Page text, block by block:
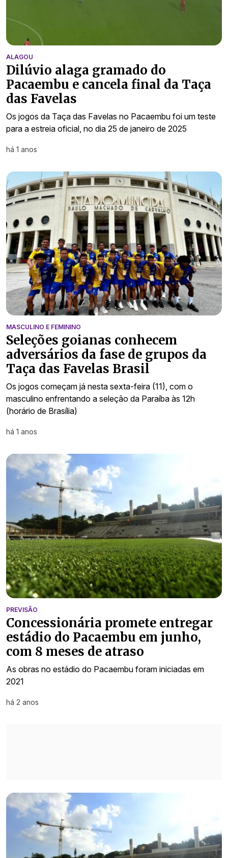
ALAGOU
Dilúvio alaga gramado do
Pacaembu e cancela final da Taça
das Favelas
Os jogos da Taça das Favelas no Pacaembu foi um teste
para a estreia oficial, no dia 25 de janeiro de 2025
há 1 anos
MASCULINO E FEMININO
Seleções goianas conhecem
adversários da fase de grupos da
Taça das Favelas Brasil
Os jogos começam já nesta sexta-feira (11), com o
masculino enfrentando a seleção da Paraíba às 12h
(horário de Brasília)
há 1 anos
PREVISÃO
Concessionária promete entregar
estádio do Pacaembu em junho,
com 8 meses de atraso
As obras no estádio do Pacaembu foram iniciadas em
2021
há 2 anos